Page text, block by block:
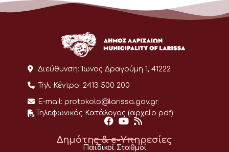
Διεύθυνση: Ίωνος Δραγούμη 1, 41222
Τηλ. Κέντρο: 2413 500 200
E-mail: protokolo@larissa.gov.gr
Τηλεφωνικός Κατάλογος (αρχείο pdf)
Δημότης & e-Υπηρεσίες
Παιδικοί Σταθμοί